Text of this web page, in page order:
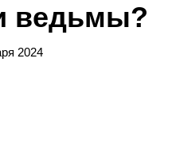
ведьмы?
2024